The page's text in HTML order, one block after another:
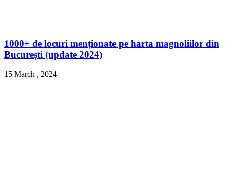
1000+ de locuri menționate pe harta magnoliilor din
București (update 2024)
15 March , 2024